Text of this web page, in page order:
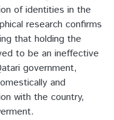
of identities in the
research confirms
that holding the
to be an ineffective
government,
and
with the country,